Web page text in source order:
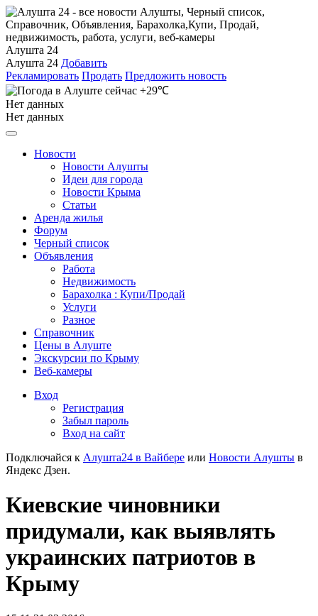
Алушта 24
Алушта 24 Добавить
Рекламировать Продать Предложить новость
+29℃
Нет данных
Нет данных
Новости
Новости Алушты
Идеи для города
Новости Крыма
Статьи
Аренда жилья
Форум
Черный список
Объявления
Работа
Недвижимость
Барахолка : Купи/Продай
Услуги
Разное
Справочник
Цены в Алуште
Экскурсии по Крыму
Веб-камеры
Вход
Регистрация
Забыл пароль
Вход на сайт
Подключайся к Алушта24 в Вайбере или Новости Алушты в
Яндекс Дзен.
Киевские чиновники
придумали, как выявлять
украинских патриотов в
Крыму